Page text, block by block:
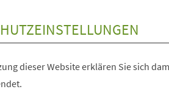
dieser Website erklären Sie sich